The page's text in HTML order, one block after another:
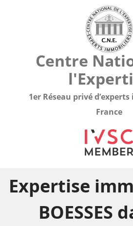
Centre
1er Réseau privé
France
Expertise
BOESSES